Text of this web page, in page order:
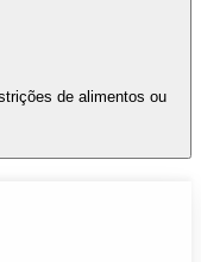
de alimentos ou